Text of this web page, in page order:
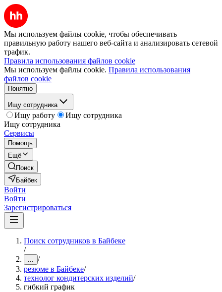
Мы используем файлы cookie, чтобы обеспечивать
правильную работу нашего веб-сайта и анализировать сетевой
трафик.
Правила использования файлов cookie
Мы используем файлы cookie. Правила использования
файлов cookie
Понятно
Ищу сотрудника
Ищу работу
Ищу сотрудника
Ищу сотрудника
Сервисы
Помощь
Ещё
Поиск
Байбек
Войти
Войти
Зарегистрироваться
Поиск сотрудников в Байбеке
/
... /
резюме в Байбеке/
технолог кондитерских изделий/
гибкий график